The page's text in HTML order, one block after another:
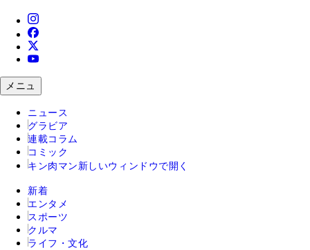
メニュ
ニュース
グラビア
連載コラム
コミック
キン肉マン 新しいウィンドウで開く
新着
エンタメ
スポーツ
クルマ
ライフ・文化